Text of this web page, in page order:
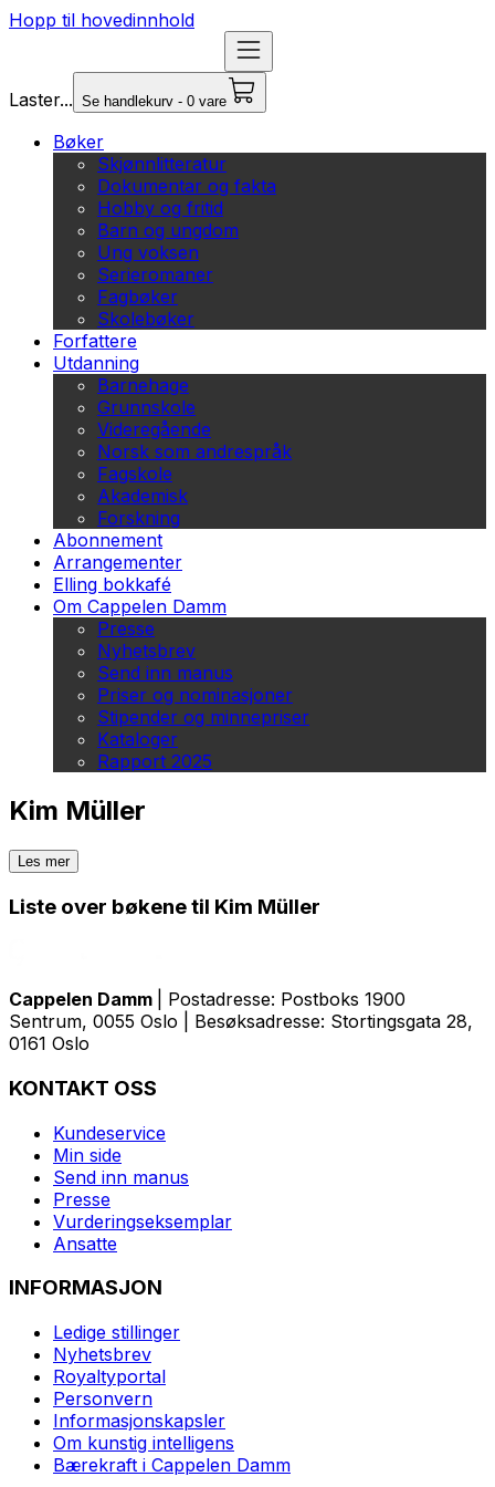
Hopp til hovedinnhold
Laster... Se handlekurv - 0 vare
Bøker
Skjønnlitteratur
Dokumentar og fakta
Hobby og fritid
Barn og ungdom
Ung voksen
Serieromaner
Fagbøker
Skolebøker
Forfattere
Utdanning
Barnehage
Grunnskole
Videregående
Norsk som andrespråk
Fagskole
Akademisk
Forskning
Abonnement
Arrangementer
Elling bokkafé
Om Cappelen Damm
Presse
Nyhetsbrev
Send inn manus
Priser og nominasjoner
Stipender og minnepriser
Kataloger
Rapport 2025
Kim Müller
Les mer
Liste over bøkene til Kim Müller
Cappelen Damm
| Postadresse: Postboks 1900
Sentrum, 0055 Oslo | Besøksadresse: Stortingsgata 28,
0161 Oslo
KONTAKT OSS
Kundeservice
Min side
Send inn manus
Presse
Vurderingseksemplar
Ansatte
INFORMASJON
Ledige stillinger
Nyhetsbrev
Royaltyportal
Personvern
Informasjonskapsler
Om kunstig intelligens
Bærekraft i Cappelen Damm